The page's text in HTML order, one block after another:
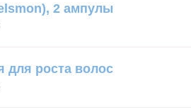
2 ампулы
для роста волос